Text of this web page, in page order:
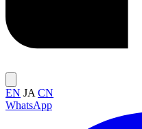
EN JA CN
WhatsApp